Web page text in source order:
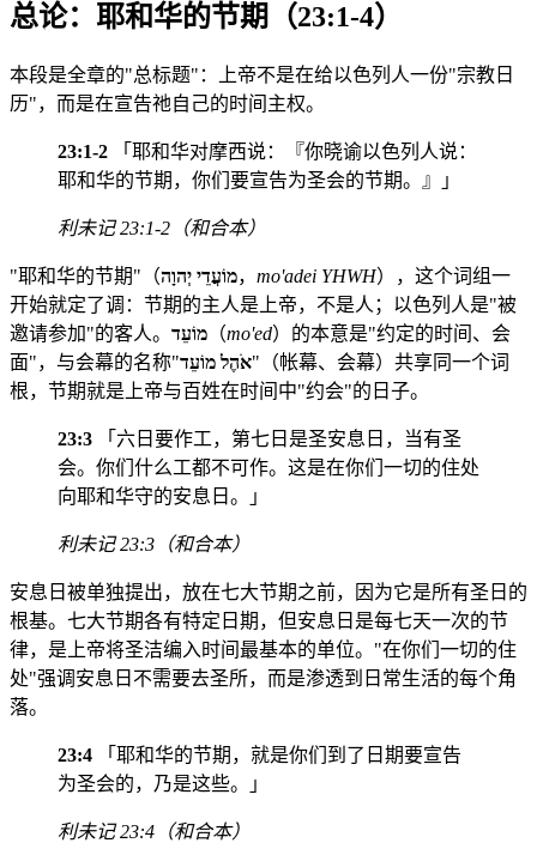
总论：耶和华的节期（23:1-4）
本段是全章的"总标题"：上帝不是在给以色列人一份"宗教日
历"，而是在宣告祂自己的时间主权。
23:1-2 「耶和华对摩西说：『你晓谕以色列人说：
耶和华的节期，你们要宣告为圣会的节期。』」
利未记 23:1-2（和合本）
"耶和华的节期"（מוֹעֲדֵי יְהוָה， mo'adei YHWH），这个词组一
开始就定了调：节期的主人是上帝，不是人；以色列人是"被
邀请参加"的客人。 מוֹעֵד （mo'ed）的本意是"约定的时间、会
面"，与会幕的名称"אֹהֶל מוֹעֵד"（帐幕、会幕）共享同一个词
根，节期就是上帝与百姓在时间中"约会"的日子。
23:3 「六日要作工，第七日是圣安息日，当有圣
会。你们什么工都不可作。这是在你们一切的住处
向耶和华守的安息日。」
利未记 23:3（和合本）
安息日被单独提出，放在七大节期之前，因为它是所有圣日的
根基。七大节期各有特定日期，但安息日是每七天一次的节
律，是上帝将圣洁编入时间最基本的单位。"在你们一切的住
处"强调安息日不需要去圣所，而是渗透到日常生活的每个角
落。
23:4 「耶和华的节期，就是你们到了日期要宣告
为圣会的，乃是这些。」
利未记 23:4（和合本）